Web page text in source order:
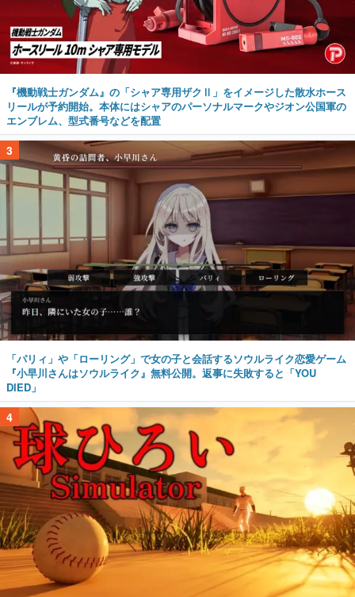
『機動戦士ガンダム』の「シャア専用ザクⅡ」をイメージした散水ホース
リールが予約開始。本体にはシャアのパーソナルマークやジオン公国軍の
エンブレム、型式番号などを配置
3
「パリィ」や「ローリング」で女の子と会話するソウルライク恋愛ゲーム
『小早川さんはソウルライク』無料公開。返事に失敗すると「YOU
DIED」
4